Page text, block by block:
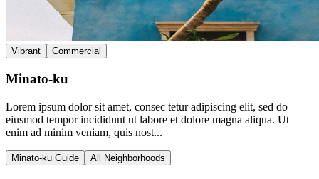
Vibrant Commercial
Minato-ku
Lorem ipsum dolor sit amet, consec tetur adipiscing elit, sed do
eiusmod tempor incididunt ut labore et dolore magna aliqua. Ut
enim ad minim veniam, quis nost...
Minato-ku Guide All Neighborhoods